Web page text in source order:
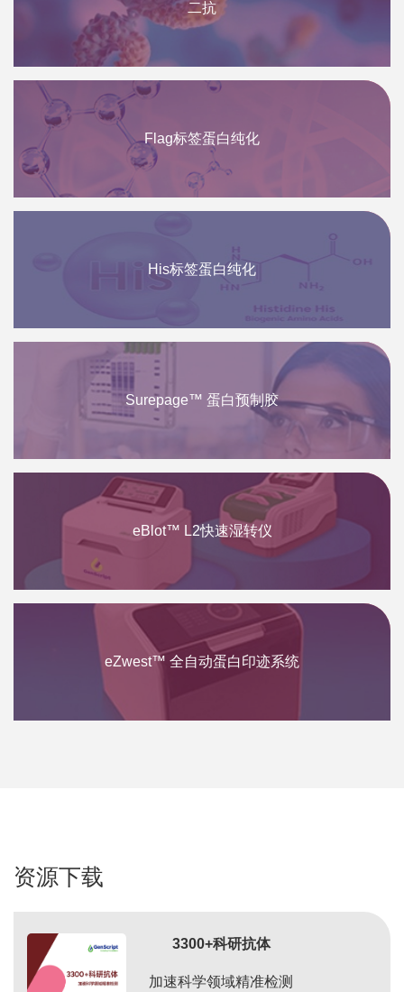
二抗
Flag标签蛋白纯化
His标签蛋白纯化
Surepage™ 蛋白预制胶
eBlot™ L2快速湿转仪
eZwest™ 全自动蛋白印迹系统
资源下载
3300+科研抗体
加速科学领域精准检测